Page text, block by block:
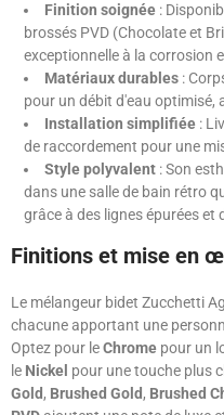
Finition soignée :
brossés PVD (Chocolate et
exceptionnelle à la corrosion
Matériaux durables :
pour un débit d'eau optimisé,
Installation simplifiée :
de raccordement pour une
Style polyvalent : Son
dans une salle de bain rétro
grâce à des lignes épurées et
Finitions et mise en
Le mélangeur bidet Zucchetti
chacune apportant une
Optez pour leChrome pour un
le Nickel pour une touche plus
Gold , Brushed Gold , Brushed